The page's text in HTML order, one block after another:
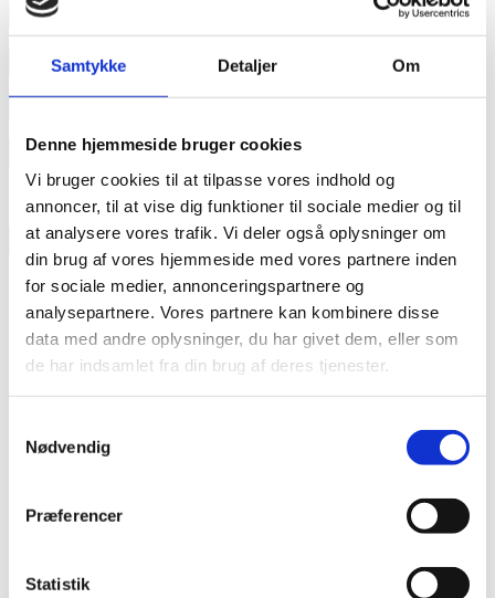
Samtykke Detaljer Om
Denne hjemmeside bruger cookies
Vi bruger cookies til at tilpasse vores indhold og
annoncer, til at vise dig funktioner til sociale medier og til
at analysere vores trafik. Vi deler også oplysninger om
din brug af vores hjemmeside med vores partnere inden
for sociale medier, annonceringspartnere og
analysepartnere. Vores partnere kan kombinere disse
data med andre oplysninger, du har givet dem, eller som
de har indsamlet fra din brug af deres tjenester.
Nødvendig
Præferencer
Statistik
Læs mere
annonce
annonce
Like us
RAINBOW BUSINESS DENMARK